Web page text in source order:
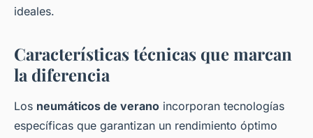
ideales.
Características técnicas que marcan
la diferencia
Los neumáticos de verano incorporan tecnologías
específicas que garantizan un rendimiento óptimo